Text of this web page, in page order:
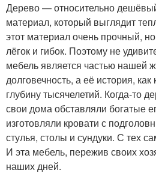
Дерево — относительно
материал, который выглядит
этот материал очень прочный,
лёгок и гибок. Поэтому не
мебель является частью нашей
долговечность, а её история, как
глубину тысячелетий. Когда-то
свои дома обставляли богатые
изготовляли кровати с
стулья, столы и сундуки. С тех
И эта мебель, пережив своих
наших дней.